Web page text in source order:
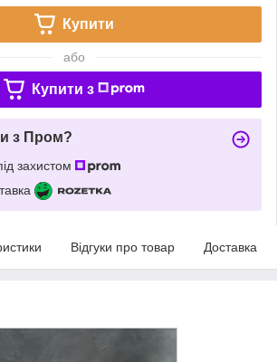
Купити
або
Купити з
з Пром?
захистом
Відгуки про товар Доставка